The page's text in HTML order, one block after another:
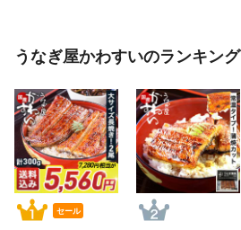
うなぎ屋かわすいのランキング
セール